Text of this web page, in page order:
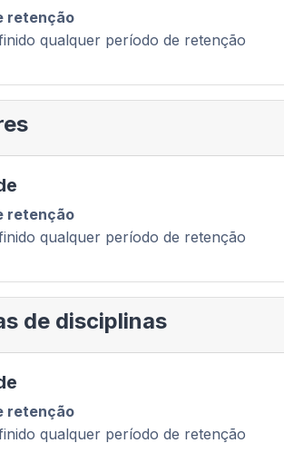
retenção
qualquer período de retenção
retenção
qualquer período de retenção
de disciplinas
retenção
qualquer período de retenção